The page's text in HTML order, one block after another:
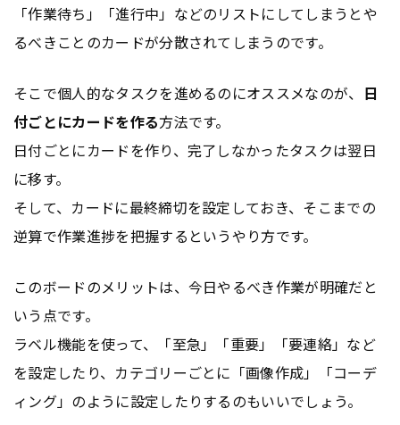
「作業待ち」「進行中」などのリストにしてしまうとや
るべきことのカードが分散されてしまうのです。
そこで個人的なタスクを進めるのにオススメなのが、 日
付ごとにカードを作る方法です。
日付ごとにカードを作り、完了しなかったタスクは翌日
に移す。
そして、カードに最終締切を設定しておき、そこまでの
逆算で作業進捗を把握するというやり方です。
このボードのメリットは、今日やるべき作業が明確だと
いう点です。
ラベル機能を使って、「至急」「重要」「要連絡」など
を設定したり、カテゴリーごとに「画像作成」「コーデ
ィング」のように設定したりするのもいいでしょう。